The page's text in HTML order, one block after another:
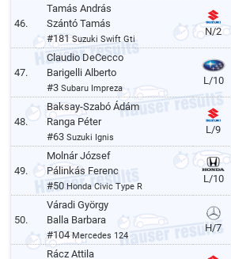
46.
Tamás András
Szántó Tamás
#181Suzuki Swift Gti
N/2
47.
Claudio DeCecco
Barigelli Alberto
#3Subaru Impreza
L/10
48.
Baksay-Szabó Ádám
Ranga Péter
#63Suzuki Ignis
L/9
49.
Molnár József
Pálinkás Ferenc
#50Honda Civic Type R
L/10
50.
Váradi György
Balla Barbara
#104Mercedes 124
H/7
Rácz Attila